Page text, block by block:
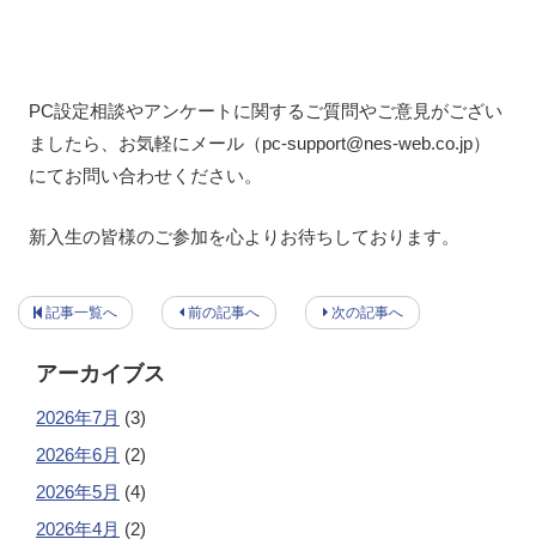
PC設定相談やアンケートに関するご質問やご意見がござい
ましたら、お気軽にメール（pc-support@nes-web.co.jp）
にてお問い合わせください。
新入生の皆様のご参加を心よりお待ちしております。
記事一覧へ 前の記事へ 次の記事へ
アーカイブス
2026年7月 (3)
2026年6月 (2)
2026年5月 (4)
2026年4月 (2)